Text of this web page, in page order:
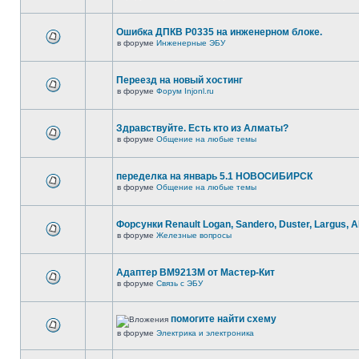
Ошибка ДПКВ Р0335 на инженерном блоке.
в форуме Инженерные ЭБУ
Переезд на новый хостинг
в форуме Форум Injonl.ru
Здравствуйте. Есть кто из Алматы?
в форуме Общение на любые темы
переделка на январь 5.1 НОВОСИБИРСК
в форуме Общение на любые темы
Форсунки Renault Logan, Sandero, Duster, Largus,
в форуме Железные вопросы
Адаптер BM9213M от Мастер-Кит
в форуме Связь с ЭБУ
помогите найти схему
в форуме Электрика и электроника